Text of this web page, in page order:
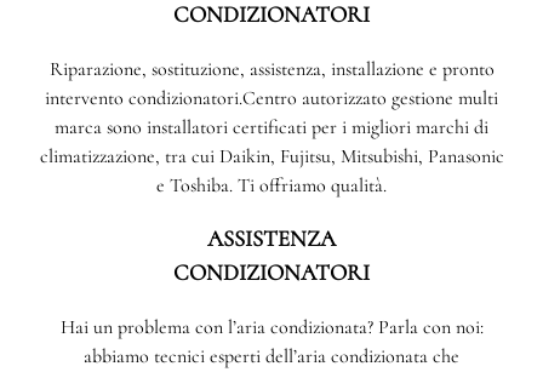
CONDIZIONATORI
Riparazione, sostituzione, assistenza, installazione e pronto
intervento condizionatori.Centro autorizzato gestione multi
marca sono installatori certificati per i migliori marchi di
climatizzazione, tra cui Daikin, Fujitsu, Mitsubishi, Panasonic
e Toshiba. Ti offriamo qualità.
ASSISTENZA
CONDIZIONATORI
Hai un problema con l’aria condizionata? Parla con noi:
abbiamo tecnici esperti dell’aria condizionata che